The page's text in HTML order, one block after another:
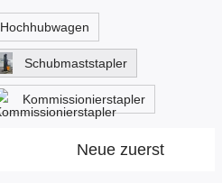
Hochhubwagen
Schubmaststapler
Kommissionierstapler
Neue zuerst